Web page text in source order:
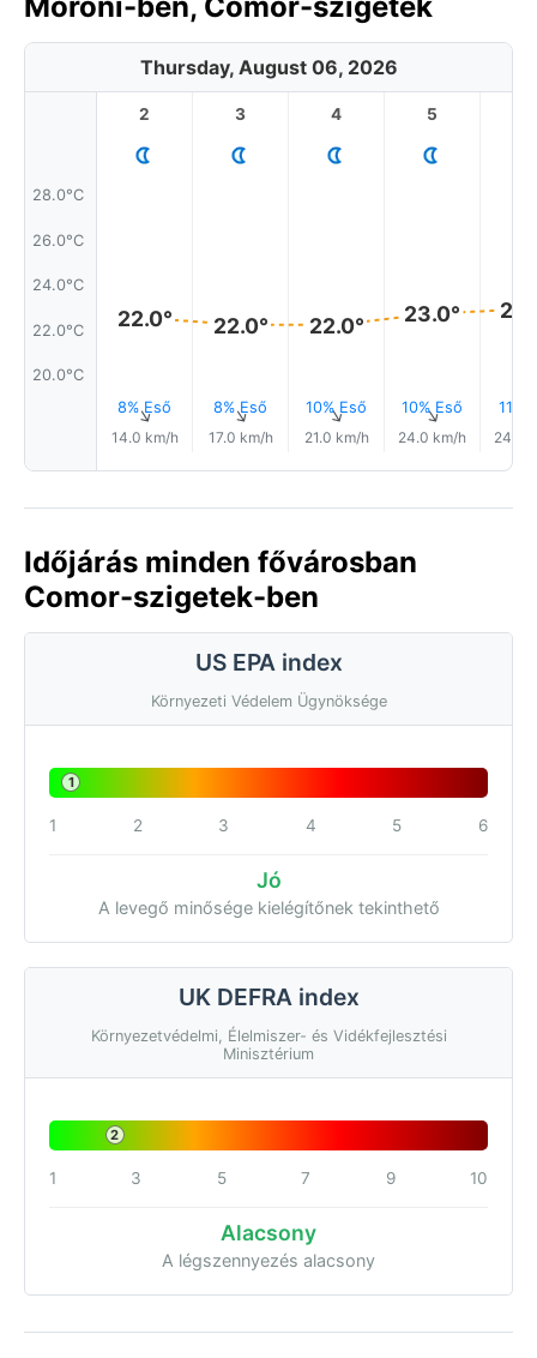
Thursday, August 06, 2026
28.0°C
26.0°C
24.0°C
22.0°C
20.0°C
2
22.0°
8% Eső
↑
14.0 km/h
3
22.0°
8% Eső
↑
17.0 km/h
4
22.0°
10% Eső
↑
21.0 km/h
5
23.0°
10% Eső
↑
24.0 km/h
11%
24.0
Időjárás minden fővárosban
Comor-szigetek-ben
US EPA index
Környezeti Védelem Ügynöksége
1
1 2 3 4 5 6
Jó
A levegő minősége kielégítőnek tekinthető
UK DEFRA index
Környezetvédelmi, Élelmiszer- és Vidékfejlesztési
Minisztérium
2
1 3 5 7 9 10
Alacsony
A légszennyezés alacsony